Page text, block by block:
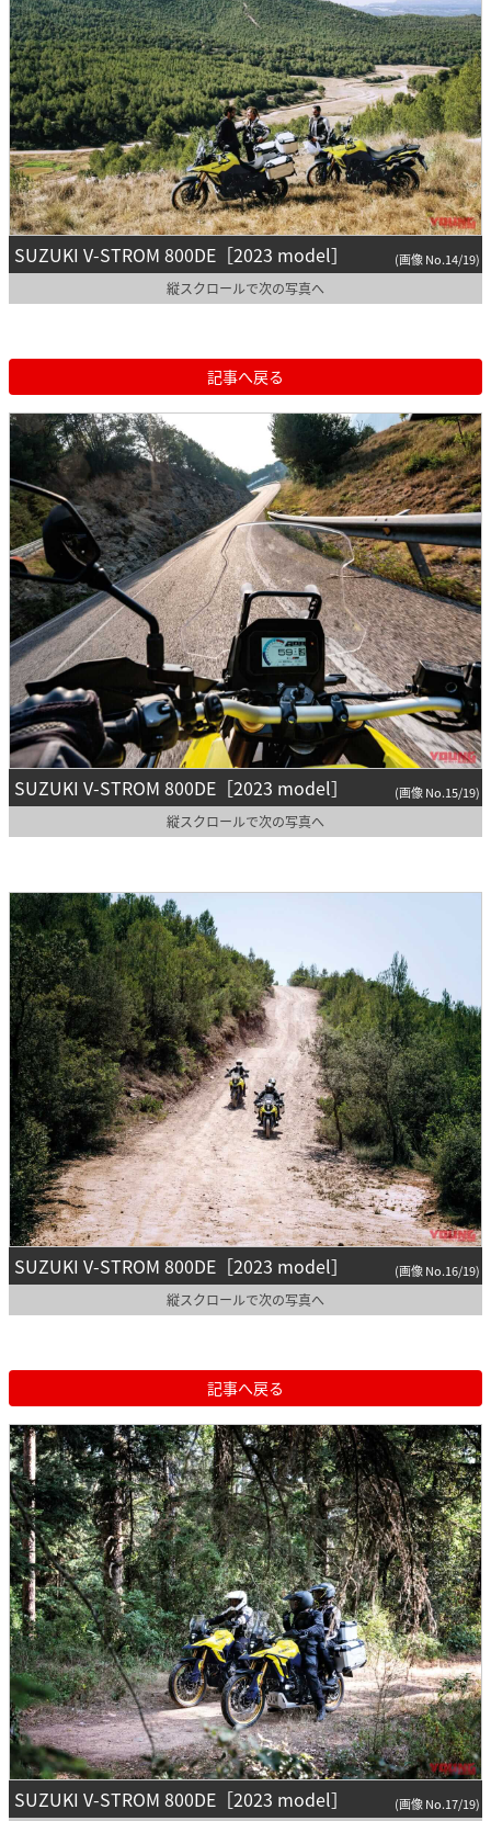
SUZUKI V-STROM 800DE［2023 model］ (画像 No.14/19)
縦スクロールで次の写真へ
記事へ戻る
SUZUKI V-STROM 800DE［2023 model］ (画像 No.15/19)
縦スクロールで次の写真へ
SUZUKI V-STROM 800DE［2023 model］ (画像 No.16/19)
縦スクロールで次の写真へ
記事へ戻る
SUZUKI V-STROM 800DE［2023 model］ (画像 No.17/19)